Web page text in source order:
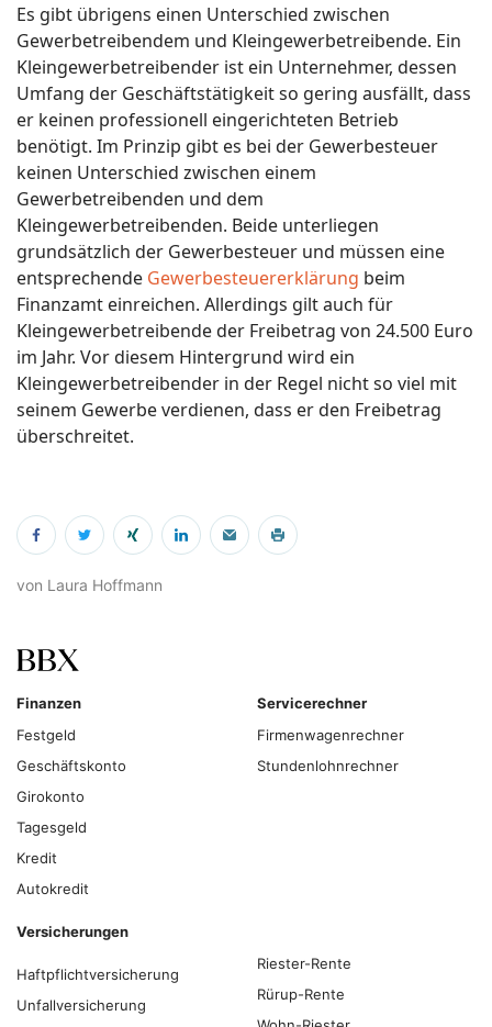
Es gibt übrigens einen Unterschied zwischen
Gewerbetreibendem und Kleingewerbetreibende. Ein
Kleingewerbetreibender ist ein Unternehmer, dessen
Umfang der Geschäftstätigkeit so gering ausfällt, dass
er keinen professionell eingerichteten Betrieb
benötigt. Im Prinzip gibt es bei der Gewerbesteuer
keinen Unterschied zwischen einem
Gewerbetreibenden und dem
Kleingewerbetreibenden. Beide unterliegen
grundsätzlich der Gewerbesteuer und müssen eine
entsprechende Gewerbesteuererklärung beim
Finanzamt einreichen. Allerdings gilt auch für
Kleingewerbetreibende der Freibetrag von 24.500 Euro
im Jahr. Vor diesem Hintergrund wird ein
Kleingewerbetreibender in der Regel nicht so viel mit
seinem Gewerbe verdienen, dass er den Freibetrag
überschreitet.
von Laura Hoffmann
Finanzen
Festgeld
Geschäftskonto
Girokonto
Tagesgeld
Kredit
Autokredit
Servicerechner
Firmenwagenrechner
Stundenlohnrechner
Versicherungen
Haftpflichtversicherung
Unfallversicherung
Riester-Rente
Rürup-Rente